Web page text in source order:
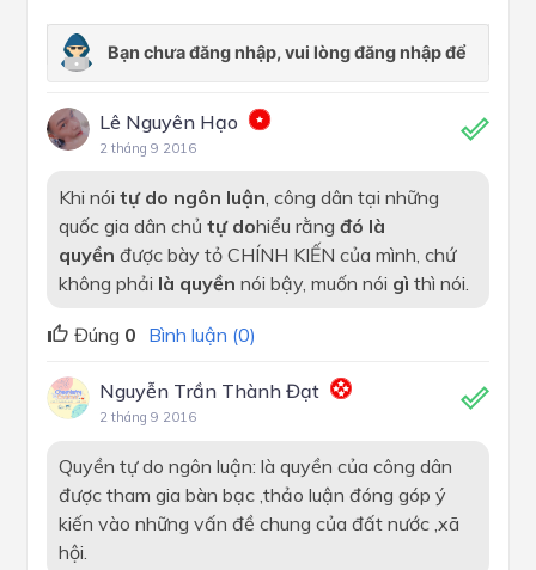
Lê Nguyên Hạo
2 tháng 9 2016
Khi nói tự do ngôn luận , công dân tại những
quốc gia dân chủ tự dohiểu rằng đó là
quyền được bày tỏ CHÍNH KIẾN của mình, chứ
không phải là quyền nói bậy, muốn nói gì thì nói.
Đúng 0 Bình luận (0)
Nguyễn Trần Thành Đạt
2 tháng 9 2016
Quyền tự do ngôn luận: là quyền của công dân
được tham gia bàn bạc ,thảo luận đóng góp ý
kiến vào những vấn đề chung của đất nước ,xã
hội.